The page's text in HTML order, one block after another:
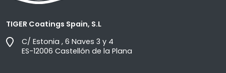
TIGER Coatings Spain, S.L
C/ Estonia , 6 Naves 3 y 4
ES-12006 Castellón de la Plana